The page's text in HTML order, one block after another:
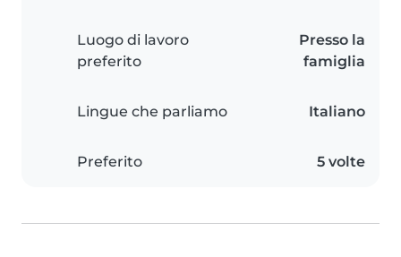
Luogo di lavoro
preferito
Presso la
famiglia
Lingue che parliamo Italiano
Preferito 5 volte